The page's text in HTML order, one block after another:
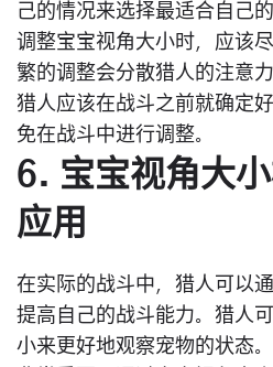
己的情况来选择最适合自己
调整宝宝视角大小时，应该
繁的调整会分散猎人的注意
猎人应该在战斗之前就确定
免在战斗中进行调整。
6. 宝宝视角大
应用
在实际的战斗中，猎人可以
提高自己的战斗能力。猎人
小来更好地观察宠物的状态